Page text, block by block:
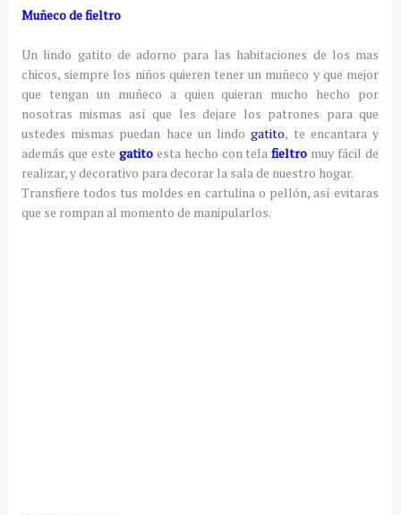
Muñeco de fieltro
Un lindo gatito de adorno para las habitaciones de los mas
chicos, siempre los niños quieren tener un muñeco y que mejor
que tengan un muñeco a quien quieran mucho hecho por
nosotras mismas así que les dejare los patrones para que
ustedes mismas puedan hace un lindogatito, te encantara y
además que este gatitoesta hecho con telafieltro muy fácil de
realizar, y decorativo para decorar la sala de nuestro hogar.
Transfiere todos tus moldes en cartulina o pellón, así evitaras
que se rompan al momento de manipularlos.